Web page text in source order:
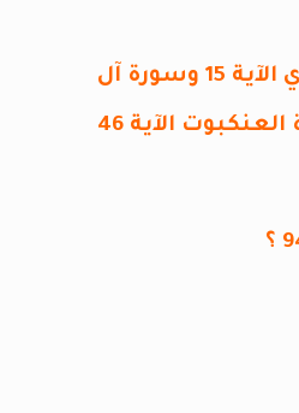
( سورة الأنعام الآية 20 وسورة يونس الآية 94 سورة العنكبوت الآية 27 وسورة الشوري الآية 15 وسورة آل
عمران الآية 4 وسورة فاطر الآية 25 وسورة الأنبياء الآية 7 وسورة الحديد الآية 27 وسورة العنكبوت الآية 46